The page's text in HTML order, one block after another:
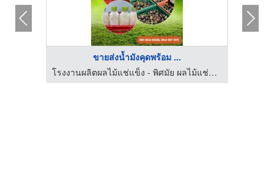
ขายส่งน้ำมังคุดพร้อม ...
โรงงานผลิตผลไม้แช่แข็ง - พิศมัย ผลไม้แช่แข็ง